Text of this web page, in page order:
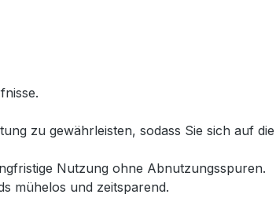
zu gewährleisten, sodass Sie sich auf
Nutzung ohne Abnutzungsspuren.
mühelos und zeitsparend.